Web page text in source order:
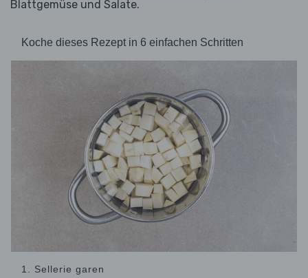
Blattgemüse und Salate.
Koche dieses Rezept in 6 einfachen Schritten
1. Sellerie garen